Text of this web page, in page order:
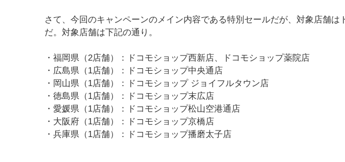
さて、今回のキャンペーンのメイン内容である特別セールだが、対象店舗は
だ。対象店舗は下記の通り。
・福岡県（2店舗）：ドコモショップ西新店、ドコモショップ薬院店
・広島県（1店舗）：ドコモショップ中央通店
・岡山県（1店舗）：ドコモショップ ジョイフルタウン店
・徳島県（1店舗）：ドコモショップ末広店
・愛媛県（1店舗）：ドコモショップ松山空港通店
・大阪府（1店舗）：ドコモショップ京橋店
・兵庫県（1店舗）：ドコモショップ播磨太子店